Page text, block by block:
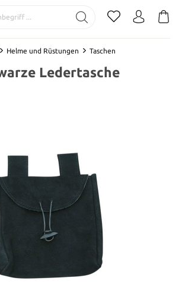
Helme und Rüstungen Taschen
Ledertasche